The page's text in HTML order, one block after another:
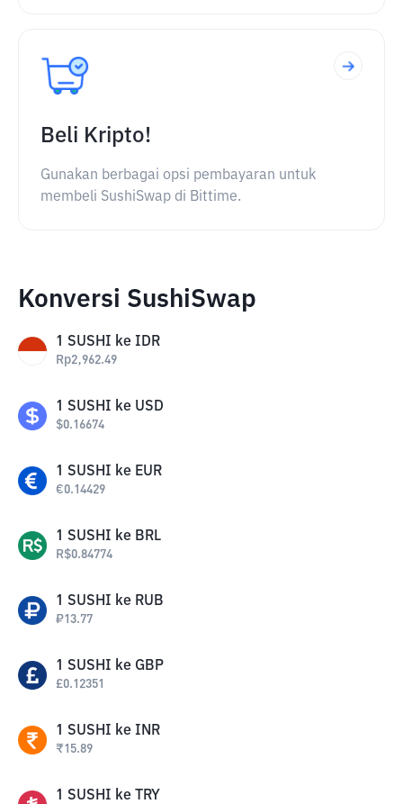
Beli Kripto!
Gunakan berbagai opsi pembayaran untuk
membeli SushiSwap di Bittime.
Konversi SushiSwap
1 SUSHI ke IDR
Rp2,962.49
1 SUSHI ke USD
$0.16674
1 SUSHI ke EUR
€0.14429
1 SUSHI ke BRL
R$0.84774
1 SUSHI ke RUB
₽13.77
1 SUSHI ke GBP
£0.12351
1 SUSHI ke INR
₹15.89
1 SUSHI ke TRY